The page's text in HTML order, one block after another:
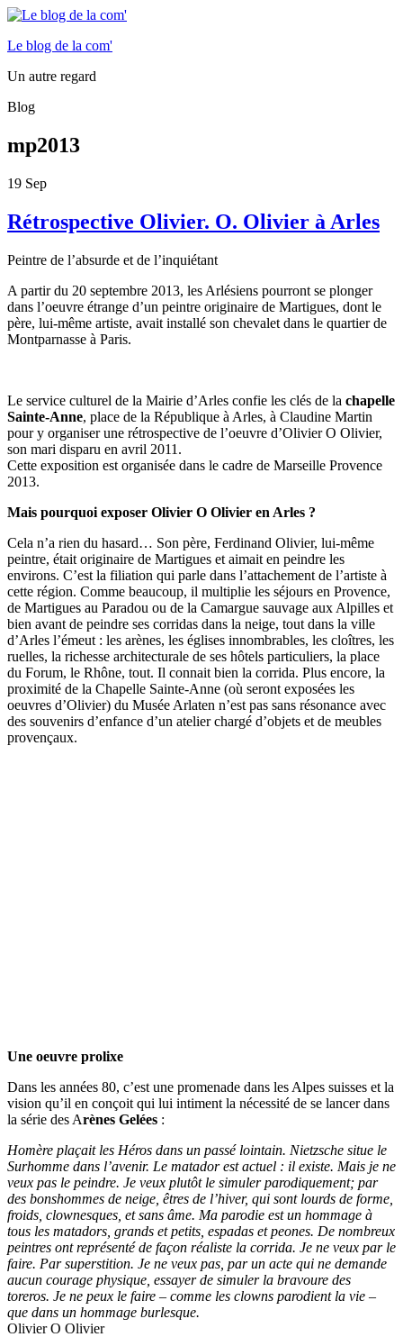
Le blog de la com'
Un autre regard
Blog
mp2013
19 Sep
Rétrospective Olivier. O. Olivier à Arles
Peintre de l’absurde et de l’inquiétant
A partir du 20 septembre 2013, les Arlésiens pourront se plonger
dans l’oeuvre étrange d’un peintre originaire de Martigues, dont le
père, lui-même artiste, avait installé son chevalet dans le quartier de
Montparnasse à Paris.
Le service culturel de la Mairie d’Arles confie les clés de la chapelle
Sainte-Anne, place de la République à Arles, à Claudine Martin
pour y organiser une rétrospective de l’oeuvre d’Olivier O Olivier,
son mari disparu en avril 2011.
Cette exposition est organisée dans le cadre de Marseille Provence
2013.
Mais pourquoi exposer Olivier O Olivier en Arles ?
Cela n’a rien du hasard… Son père, Ferdinand Olivier, lui-même
peintre, était originaire de Martigues et aimait en peindre les
environs. C’est la filiation qui parle dans l’attachement de l’artiste à
cette région. Comme beaucoup, il multiplie les séjours en Provence,
de Martigues au Paradou ou de la Camargue sauvage aux Alpilles et
bien avant de peindre ses corridas dans la neige, tout dans la ville
d’Arles l’émeut : les arènes, les églises innombrables, les cloîtres, les
ruelles, la richesse architecturale de ses hôtels particuliers, la place
du Forum, le Rhône, tout. Il connait bien la corrida. Plus encore, la
proximité de la Chapelle Sainte-Anne (où seront exposées les
oeuvres d’Olivier) du Musée Arlaten n’est pas sans résonance avec
des souvenirs d’enfance d’un atelier chargé d’objets et de meubles
provençaux.
Une oeuvre prolixe
Dans les années 80, c’est une promenade dans les Alpes suisses et la
vision qu’il en conçoit qui lui intiment la nécessité de se lancer dans
la série des Arènes Gelées :
Homère plaçait les Héros dans un passé lointain. Nietzsche situe le
Surhomme dans l’avenir. Le matador est actuel : il existe. Mais je ne
veux pas le peindre. Je veux plutôt le simuler parodiquement; par
des bonshommes de neige, êtres de l’hiver, qui sont lourds de forme,
froids, clownesques, et sans âme. Ma parodie est un hommage à
tous les matadors, grands et petits, espadas et peones. De nombreux
peintres ont représenté de façon réaliste la corrida. Je ne veux par le
faire. Par superstition. Je ne veux pas, par un acte qui ne demande
aucun courage physique, essayer de simuler la bravoure des
toreros. Je ne peux le faire – comme les clowns parodient la vie –
que dans un hommage burlesque.
Olivier O Olivier